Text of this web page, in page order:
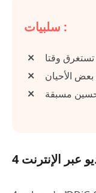
سلبيات :